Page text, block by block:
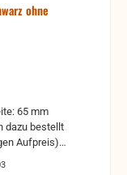
ohne
dazu bestellt
Aufpreis) -